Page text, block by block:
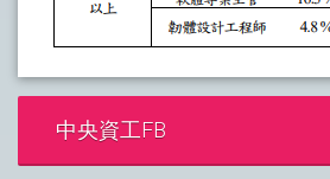
中央資工FB